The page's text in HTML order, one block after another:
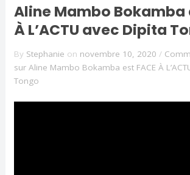
Aline Mambo Bokamba
À L’ACTU avec Dipita
By Stephanie on novembre 10, 2020 /
sur Aline Mambo Bokamba est FACE À
Tongo